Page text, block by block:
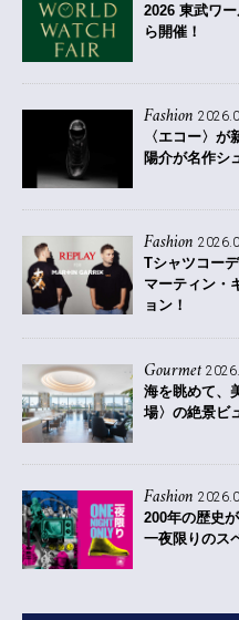
2026 東武ワ
ら開催！
Fashion
〈エコー〉
陽介が名作シ
Fashion
Tシャツコー
マーティン・
ョン！
Gourmet
海を眺めて、
場〉の絶景ビ
Fashion
200年の歴史
一夜限りのス